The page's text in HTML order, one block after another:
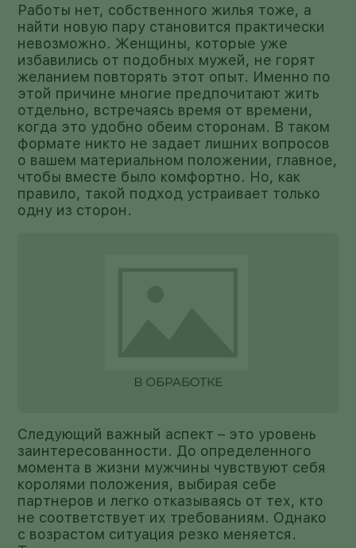
Работы нет, собственного жилья тоже, а
найти новую пару становится практически
невозможно. Женщины, которые уже
избавились от подобных мужей, не горят
желанием повторять этот опыт. Именно по
этой причине многие предпочитают жить
отдельно, встречаясь время от времени,
когда это удобно обеим сторонам. В таком
формате никто не задает лишних вопросов
о вашем материальном положении, главное,
чтобы вместе было комфортно. Но, как
правило, такой подход устраивает только
одну из сторон.
Следующий важный аспект – это уровень
заинтересованности. До определенного
момента в жизни мужчины чувствуют себя
королями положения, выбирая себе
партнеров и легко отказываясь от тех, кто
не соответствует их требованиям. Однако
с возрастом ситуация резко меняется.